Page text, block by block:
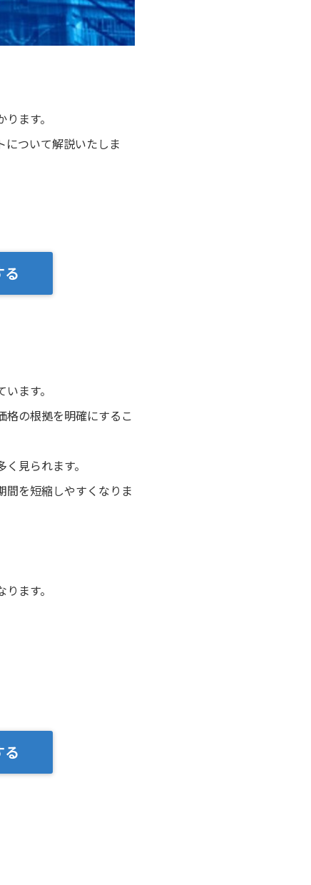
ます。
ついて解説いたしま
る
ます。
格の根拠を明確にするこ
見られます。
間を短縮しやすくなりま
ます。
る